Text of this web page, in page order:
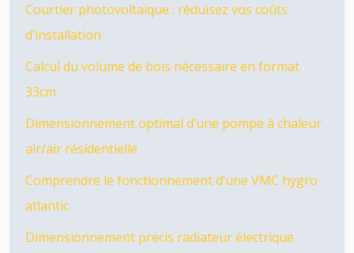
Courtier photovoltaïque : réduisez vos coûts
d’installation
Calcul du volume de bois nécessaire en format
33cm
Dimensionnement optimal d’une pompe à chaleur
air/air résidentielle
Comprendre le fonctionnement d’une VMC hygro
atlantic
Dimensionnement précis radiateur électrique